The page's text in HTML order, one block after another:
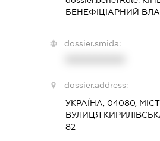
БЕНЕФІЦІАРНИЙ
dossier.smida:
dossier.address:
УКРАЇНА, 04080,
ВУЛИЦЯ
82